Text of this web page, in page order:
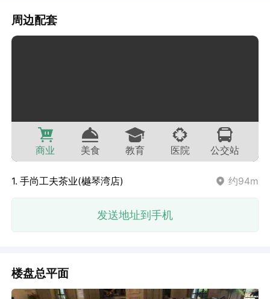
周边配套
商业 美食 教育 医院 公交站
1. 手尚工夫茶业(樾琴湾店) 约94m
发送地址到手机
楼盘总平面